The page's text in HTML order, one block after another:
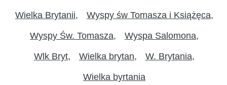
Wielka Brytanii Wyspy św Tomasza i Książęca
Wyspy Św. Tomasza Wyspa Salomona
Wlk Bryt Wielka brytan W. Brytania
Wielka byrtania